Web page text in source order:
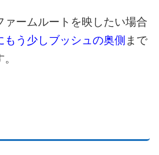
ームルートを映したい場合
もう少しブッシュの奥側まで